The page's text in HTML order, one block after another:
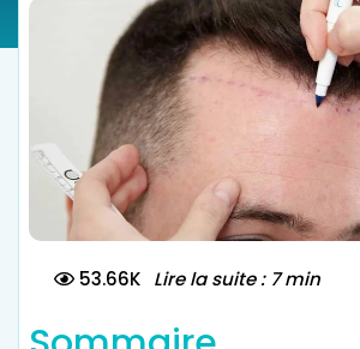
53.66K Lire la suite : 7 min